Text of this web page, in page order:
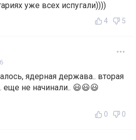
уже всех испугали))))
4 5
ядерная держава.. вторая
еще не начинали.. 😃😃😃
0 0